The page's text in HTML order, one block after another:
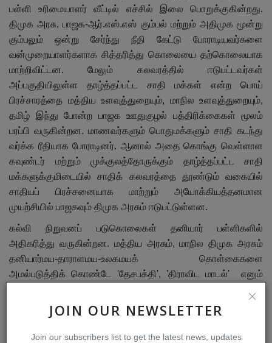
JOIN OUR NEWSLETTER
Join our subscribers list to get the latest news, updates
பள்ளி உரிமையாளர் வீட்டில் எச்சில் இலை பொறுக்குகின்றது.
திமுக அரசு,பாஜக-ஆர்.எஸ்.எஸ் கும்பல் மற்றும் அதிமுக மூன்று
கும்பலும் ஒன்று சேர்ந்து நீதி கேட்டு போராடியவர்களை
வன்முறையாளர்களாக சித்தரித்து கொலையை தற்கொலையாக
மாற்றிவிட்டன. மேலும் கலவரத்தில் ஈடுபட்டவர்கள்
அப்பகுதியிலுள்ள தாழ்த்தப்பட்ட சாதி மக்கள் என்ற பொய்
பிரச்சாரத்தை மத்திய உளவுத்துறையும், மாநில உளவுத்துறையும்,
தமிழ் இந்து போன்ற பாஜக ஊதுகுழல் பத்திரிக்கைகள் மூலம்
பரப்பி வருகின்றன. மாணவர்களும் பொதுமக்களும் சாதி கடந்து
வர்க்க ரீதியாக போராடினர். ஆனால் அதை கொங்கு வெள்ளாள
கவுண்டர் மற்றும் முக்குலத்தோருக்கும் தாழ்த்தப்பட்ட சாதி
மக்களுக்குமிடையில் சாதிக் கலவரத்தை தூண்டும் வகையில்
சாதியப் பிரச்சனையாக மாற்றும் அயோக்கியத்தனமான
முயற்சியில் பாஜகவும் திமுக அரசும் ஈடுபட்டுள்ளன.
கல்வி நிறுவனப் படுகொலைகள் தனியார் பள்ளிகளில்
அதிகரித்து வருகின்றன. மத்திய அரசும்,மாநில திமுக அரசும்
தனியார்மய-தாராளமய-உலகமயக் கொள்கைகளை
அமல்படுத்திக் கொண்டே 'தேசபக்தி', 'திராவிட மாடல்'எனும்
பெண்கள் மீது நிகழ்த்தப்படும் அரசு பயங்கரவாதத்தையும்
பாலியல் வன்முறைகளையும் தற்போது திமுக அரசும்
நிகழ்த்துகிறது. அரசு எந்திரம் ,கல்வி நிறுவனங்களில்